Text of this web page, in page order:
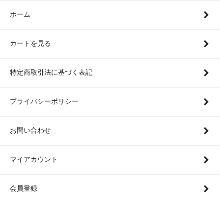
ホーム
カートを見る
特定商取引法に基づく表記
プライバシーポリシー
お問い合わせ
マイアカウント
会員登録